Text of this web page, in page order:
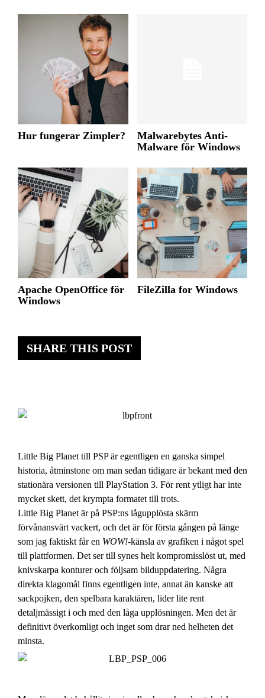
SHARE THIS POST
Little Big Planet till PSP är egentligen en ganska simpel
historia, åtminstone om man sedan tidigare är bekant med den
stationära versionen till PlayStation 3. För rent ytligt har inte
mycket skett, det krympta formatet till trots.
Little Big Planet är på PSP:ns lågupplösta skärm
förvånansvärt vackert, och det är för första gången på länge
som jag faktiskt får en WOW!-känsla av grafiken i något spel
till plattformen. Det ser till synes helt kompromisslöst ut, med
knivskarpa konturer och följsam bilduppdatering. Några
direkta klagomål finns egentligen inte, annat än kanske att
sackpojken, den spelbara karaktären, lider lite rent
detaljmässigt i och med den låga upplösningen. Men det är
definitivt överkomligt och inget som drar ned helheten det
minsta.
Hur fungerar Zimpler?
Malwarebytes Anti-
Malware för Windows
Apache OpenOffice för
Windows
FileZilla for Windows